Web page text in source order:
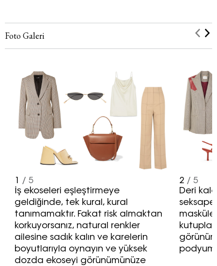
Foto Galeri
1
/ 5
İş ekoseleri eşleştirmeye
geldiğinde, tek kural, kural
tanımamaktır. Fakat risk almaktan
korkuyorsanız, natural renkler
ailesine sadık kalın ve karelerin
boyutlarıyla oynayın ve yüksek
dozda ekoseyi görünümünüze
2 / 5
Deri